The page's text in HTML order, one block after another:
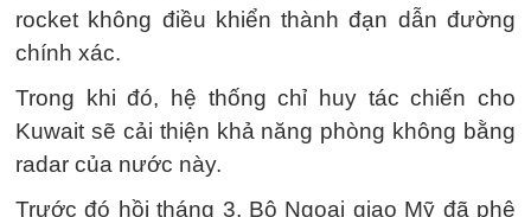
rocket không điều khiển thành đạn dẫn đường
chính xác.
Trong khi đó, hệ thống chỉ huy tác chiến cho
Kuwait sẽ cải thiện khả năng phòng không bằng
radar của nước này.
Trước đó hồi tháng 3, Bộ Ngoại giao Mỹ đã phê